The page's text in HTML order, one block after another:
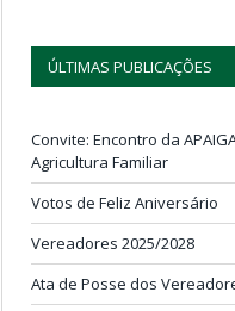
ÚLTIMAS PUBLICAÇÕES
Convite: Encontro da
Agricultura Familiar
Votos de Feliz Aniversário
Vereadores 2025/2028
Ata de Posse dos